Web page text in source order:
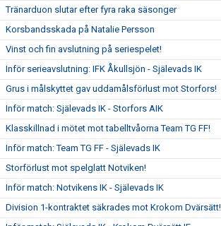
Tränarduon slutar efter fyra raka säsonger
Korsbandsskada på Natalie Persson
Vinst och fin avslutning på seriespelet!
Inför serieavslutning: IFK Åkullsjön - Själevads IK
Grus i målskyttet gav uddamålsförlust mot Storfors!
Inför match: Själevads IK - Storfors AIK
Klasskillnad i mötet mot tabelltvåorna Team TG FF!
Inför match: Team TG FF - Själevads IK
Storförlust mot spelglatt Notviken!
Inför match: Notvikens IK - Själevads IK
Division 1-kontraktet säkrades mot Krokom Dvärsätt!